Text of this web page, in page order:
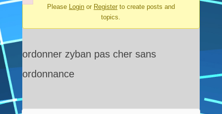
are Please Loginor Registerto create posts and
topics.
ordonner zyban pas cher sans
ordonnance
Failed to initialize plugin: wplink